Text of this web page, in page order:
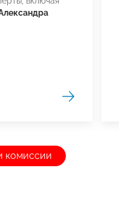
комиссии